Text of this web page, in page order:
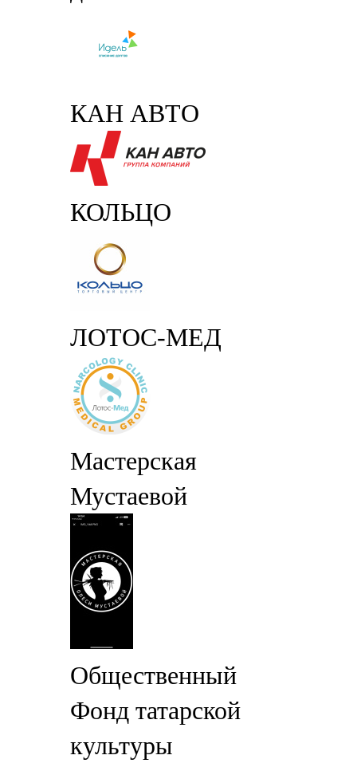
КАН АВТО
КОЛЬЦО
ЛОТОС-МЕД
Мастерская
Мустаевой
Общественный
Фонд татарской
культуры